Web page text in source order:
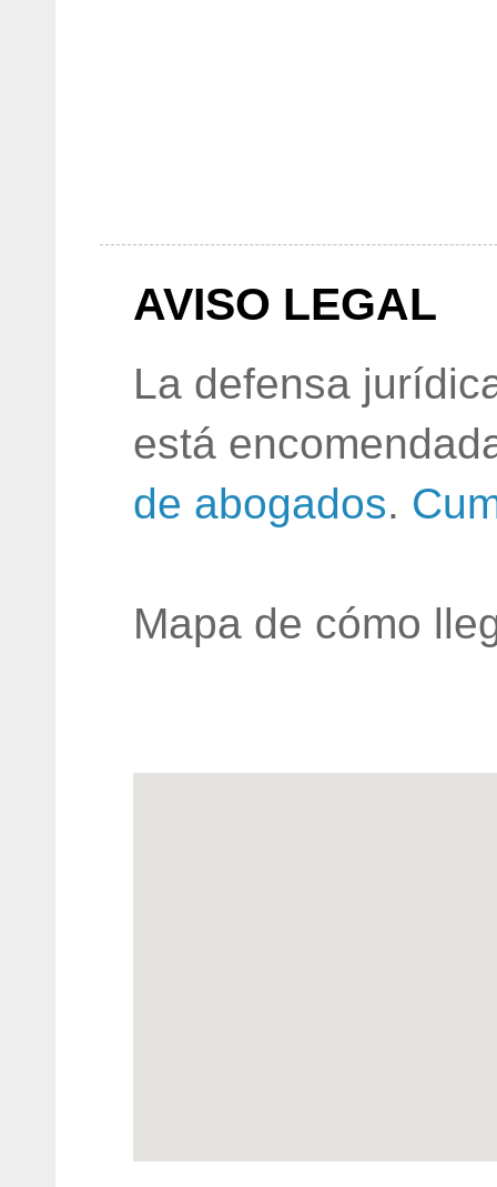
AVISO LEGAL
La defensa
está
de abogados.
Mapa de cómo